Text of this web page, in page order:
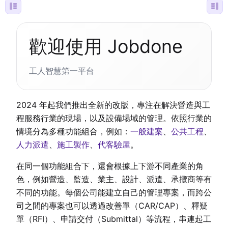
歡迎使用 Jobdone
工人智慧第一平台
2024 年起我們推出全新的改版，專注在解決營造與工
程服務行業的現場，以及設備場域的管理。依照行業的
情境分為多種功能組合，例如： 一般建案、 公共工程、
人力派遣、 施工製作、 代客驗屋。
在同一個功能組合下，還會根據上下游不同產業的角
色，例如營造、監造、業主、設計、派遣、承攬商等有
不同的功能。每個公司能建立自己的管理專案，而跨公
司之間的專案也可以透過改善單（CAR/CAP）、釋疑
單（RFI）、申請交付（Submittal）等流程，串連起工